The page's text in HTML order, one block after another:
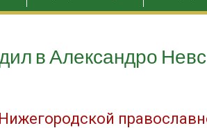
в Александро